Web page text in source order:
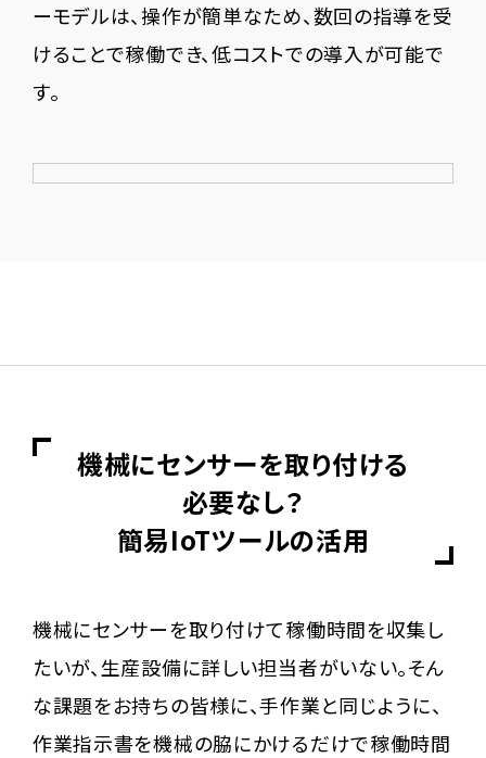
ーモデルは、操作が簡単なため、数回の指導を受
けることで稼働でき、低コストでの導入が可能で
す。
機械にセンサーを取り付ける
必要なし？
簡易IoTツールの活用
機械にセンサーを取り付けて稼働時間を収集し
たいが、生産設備に詳しい担当者がいない。そん
な課題をお持ちの皆様に、手作業と同じように、
作業指示書を機械の脇にかけるだけで稼働時間